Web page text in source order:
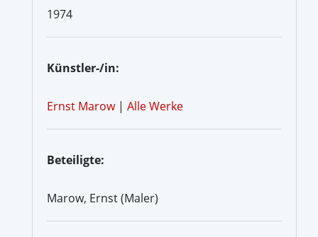
1974
Künstler-/in:
Ernst Marow| Alle Werke
Beteiligte:
Marow, Ernst (Maler)